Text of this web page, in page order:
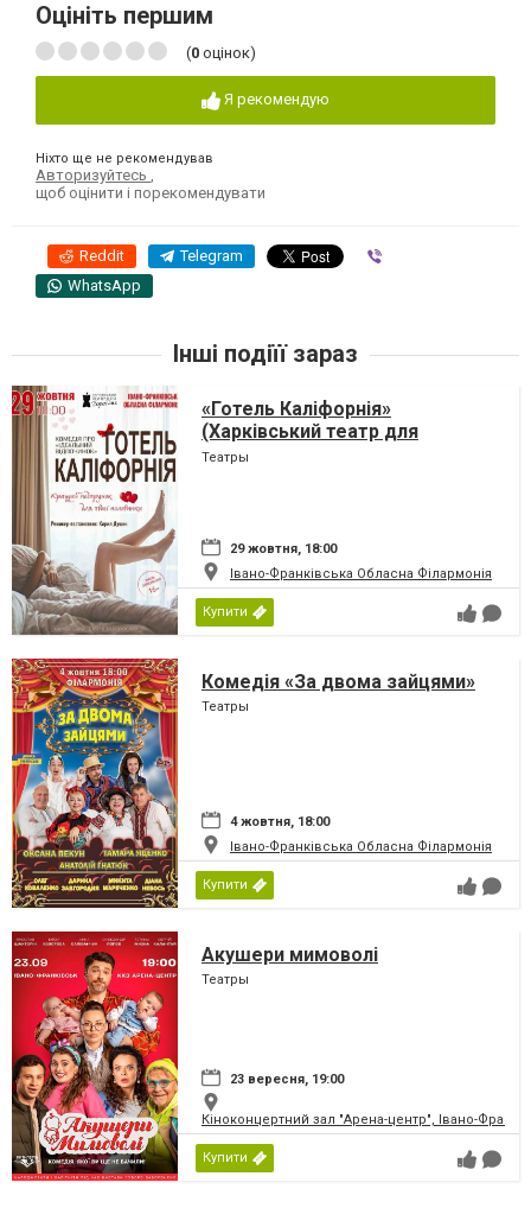
Оцініть першим
(0 оцінок)
Я рекомендую
Ніхто ще не рекомендував
Авторизуйтесь
щоб оцінити і порекомендувати
Reddit Telegram
WhatsApp
Інші подіїї зараз
«Готель Каліфорнія»
(Харківський театр для
дорослих)
Театры
29 жовтня, 18:00
Івано-Франківська Обласна Філармонія
Купити
Комедія «За двома зайцями»
Театры
4 жовтня, 18:00
Івано-Франківська Обласна Філармонія
Купити
Акушери мимоволі
Театры
23 вересня, 19:00
Кіноконцертний зал "Арена-центр", Івано-
Купити